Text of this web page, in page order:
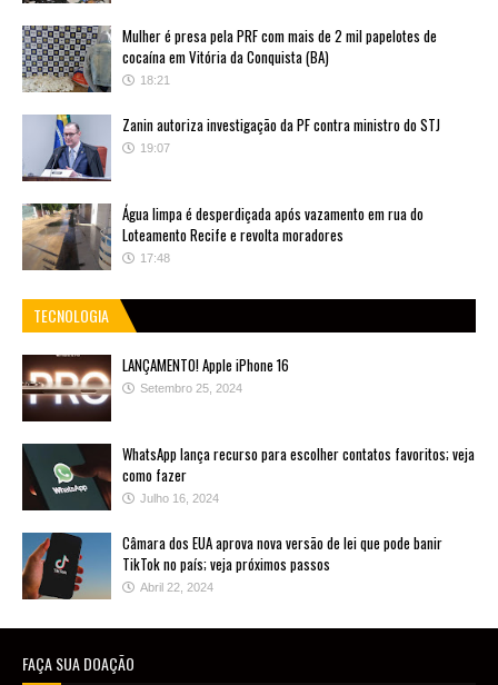
Mulher é presa pela PRF com mais de 2 mil papelotes de
cocaína em Vitória da Conquista (BA)
18:21
Zanin autoriza investigação da PF contra ministro do STJ
19:07
Água limpa é desperdiçada após vazamento em rua do
Loteamento Recife e revolta moradores
17:48
TECNOLOGIA
LANÇAMENTO! Apple iPhone 16
Setembro 25, 2024
WhatsApp lança recurso para escolher contatos favoritos; veja
como fazer
Julho 16, 2024
Câmara dos EUA aprova nova versão de lei que pode banir
TikTok no país; veja próximos passos
Abril 22, 2024
FAÇA SUA DOAÇÃO